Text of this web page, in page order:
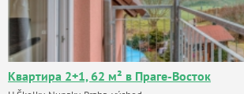
Квартира 2+1, 62 м² в Праге-Восток